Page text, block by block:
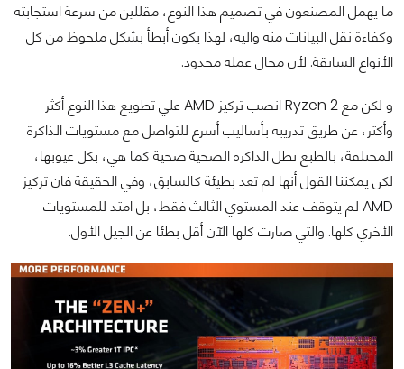
ما يهمل المصنعون في تصميم هذا النوع، مقللين من سرعة استجابته
وكفاءة نقل البيانات منه واليه، لهذا يكون أبطأ بشكل ملحوظ من كل
الأنواع السابقة. لأن مجال عمله محدود.
و لكن مع Ryzen 2 انصب تركيز AMD علي تطويع هذا النوع أكثر
وأكثر، عن طريق تدريبه بأساليب أسرع للتواصل مع مستويات الذاكرة
المختلفة، بالطبع تظل الذاكرة الضحية ضحية كما هي، بكل عيوبها،
لكن يمكننا القول أنها لم تعد بطيئة كالسابق، وفي الحقيقة فان تركيز
AMD لم يتوقف عند المستوي الثالث فقط، بل امتد للمستويات
الأخري كلها. والتي صارت كلها الآن أقل بطئا عن الجيل الأول.